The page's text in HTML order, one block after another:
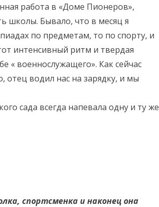
работа в «Доме Пионеров»,
школы. Бывало, что в месяц я
по предметам, то по спорту, и
интенсивный ритм и твердая
« военнослужащего». Как сейчас
отец водил нас на зарядку, и мы
сада всегда напевала одну и ту же
спортсменка и наконец она